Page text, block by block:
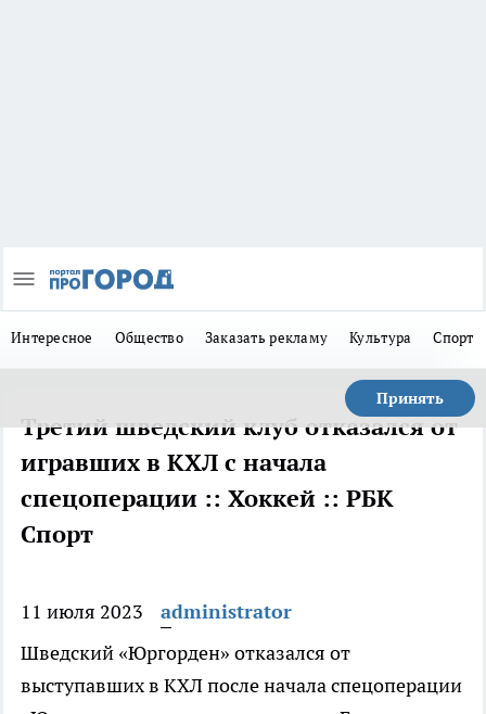
Интересное Общество Заказать рекламу Культура Спорт
Принять
Третий шведский клуб отказался от
игравших в КХЛ с начала
спецоперации :: Хоккей :: РБК
Спорт
11 июля 2023
administrator
Шведский «Юргорден» отказался от
выступавших в КХЛ после начала спецоперации